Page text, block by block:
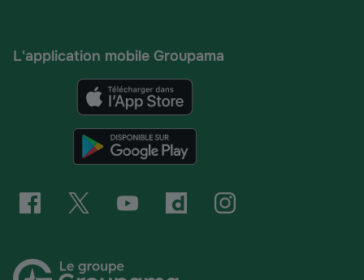
L'application mobile Groupama